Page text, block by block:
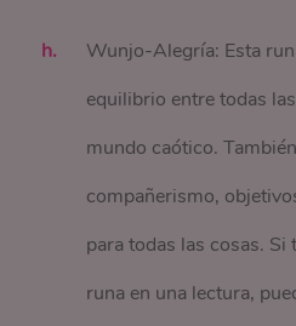
Wunjo-Alegría: Esta
equilibrio entre todas
mundo caótico.
compañerismo,
para todas las cosas. Si
runa en una lectura,